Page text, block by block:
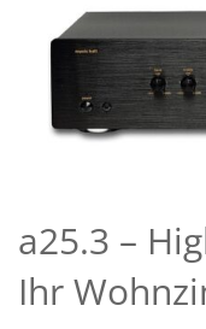
a25.3 –
Ihr